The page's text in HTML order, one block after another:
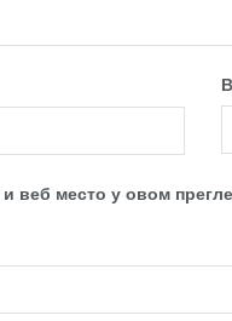
веб место у овом